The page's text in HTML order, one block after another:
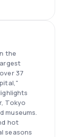
the
37
Tokyo
museums.
hot
seasons